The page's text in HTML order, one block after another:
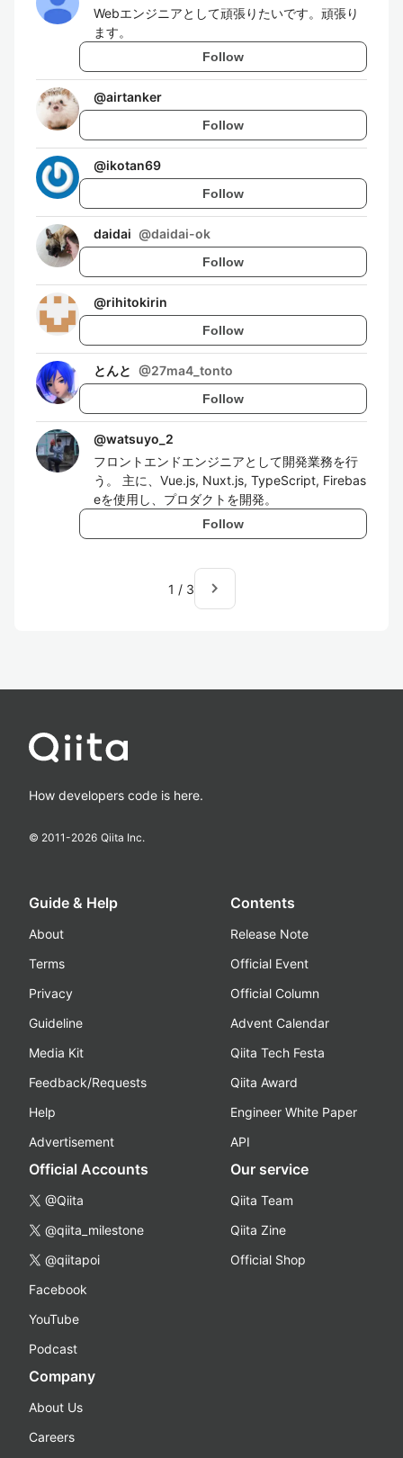
Webエンジニアとして頑張りたいです。頑張り
ます。
Follow
@airtanker
Follow
@ikotan69
Follow
daidai @daidai-ok
Follow
@rihitokirin
Follow
とんと @27ma4_tonto
Follow
@watsuyo_2
フロントエンドエンジニアとして開発業務を行
う。 主に、Vue.js, Nuxt.js, TypeScript, Firebas
eを使用し、プロダクトを開発。
Follow
1 / 3 navigate_next
How developers code is here.
© 2011-2026 Qiita Inc.
Guide & Help
About
Terms
Privacy
Guideline
Media Kit
Feedback/Requests
Help
Advertisement
Contents
Release Note
Official Event
Official Column
Advent Calendar
Qiita Tech Festa
Qiita Award
Engineer White Paper
API
Official Accounts
@Qiita
@qiita_milestone
@qiitapoi
Facebook
YouTube
Podcast
Our service
Qiita Team
Qiita Zine
Official Shop
Company
About Us
Careers